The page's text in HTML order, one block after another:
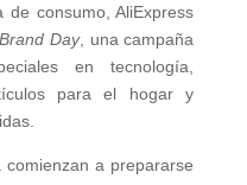
consumo, AliExpress
Brand Day, una campaña
en tecnología,
para el hogar y
a prepararse